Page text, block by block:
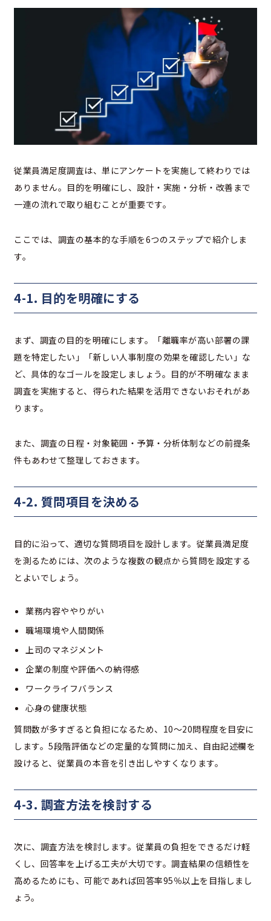
従業員満足度調査は、単にアンケートを実施して終わりでは
ありません。目的を明確にし、設計・実施・分析・改善まで
一連の流れで取り組むことが重要です。
ここでは、調査の基本的な手順を6つのステップで紹介しま
す。
4-1. 目的を明確にする
まず、調査の目的を明確にします。「離職率が高い部署の課
題を特定したい」「新しい人事制度の効果を確認したい」な
ど、具体的なゴールを設定しましょう。目的が不明確なまま
調査を実施すると、得られた結果を活用できないおそれがあ
ります。
また、調査の日程・対象範囲・予算・分析体制などの前提条
件もあわせて整理しておきます。
4-2. 質問項目を決める
目的に沿って、適切な質問項目を設計します。従業員満足度
を測るためには、次のような複数の観点から質問を設定する
とよいでしょう。
業務内容ややりがい
職場環境や人間関係
上司のマネジメント
企業の制度や評価への納得感
ワークライフバランス
心身の健康状態
質問数が多すぎると負担になるため、10〜20問程度を目安に
します。5段階評価などの定量的な質問に加え、自由記述欄を
設けると、従業員の本音を引き出しやすくなります。
4-3. 調査方法を検討する
次に、調査方法を検討します。従業員の負担をできるだけ軽
くし、回答率を上げる工夫が大切です。調査結果の信頼性を
高めるためにも、可能であれば回答率95％以上を目指しまし
ょう。